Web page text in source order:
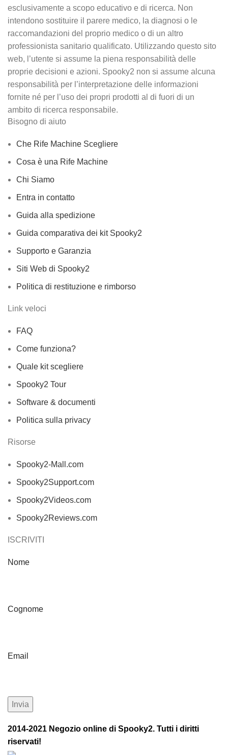
esclusivamente a scopo educativo e di ricerca. Non
intendono sostituire il parere medico, la diagnosi o le
raccomandazioni del proprio medico o di un altro
professionista sanitario qualificato. Utilizzando questo sito
web, l’utente si assume la piena responsabilità delle
proprie decisioni e azioni. Spooky2 non si assume alcuna
responsabilità per l’interpretazione delle informazioni
fornite né per l’uso dei propri prodotti al di fuori di un
ambito di ricerca responsabile.
Bisogno di aiuto
Che Rife Machine Scegliere
Cosa è una Rife Machine
Chi Siamo
Entra in contatto
Guida alla spedizione
Guida comparativa dei kit Spooky2
Supporto e Garanzia
Siti Web di Spooky2
Politica di restituzione e rimborso
Link veloci
FAQ
Come funziona?
Quale kit scegliere
Spooky2 Tour
Software & documenti
Politica sulla privacy
Risorse
Spooky2-Mall.com
Spooky2Support.com
Spooky2Videos.com
Spooky2Reviews.com
ISCRIVITI
Nome
Cognome
Email
2014-2021 Negozio online di Spooky2. Tutti i diritti
riservati!